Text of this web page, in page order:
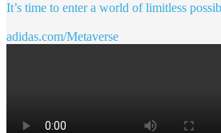
It’s time to enter a world of limitless
adidas.com/Metaverse